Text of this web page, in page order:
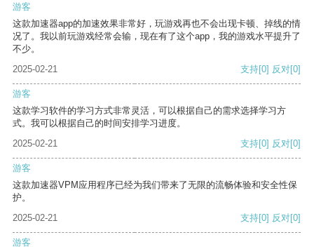
游客
这款加速器app的加速效果非常好，玩游戏再也不会出现卡顿、掉线的情
况了。我以前玩游戏经常会输，现在有了这个app，我的游戏水平提升了
不少。
2025-02-21
支持[0] 反对[0]
游客
这款学习软件的学习方式非常灵活，可以根据自己的需求选择学习方
式。我可以根据自己的时间安排学习进度。
2025-02-21
支持[0] 反对[0]
游客
这款加速器VPM应用程序已经为我们带来了无限的流畅体验和安全性保
护。
2025-02-21
支持[0] 反对[0]
游客